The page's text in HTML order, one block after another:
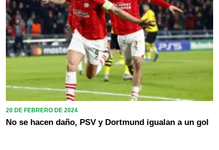
20 DE FEBRERO DE 2024
No se hacen daño, PSV y Dortmund igualan a un gol